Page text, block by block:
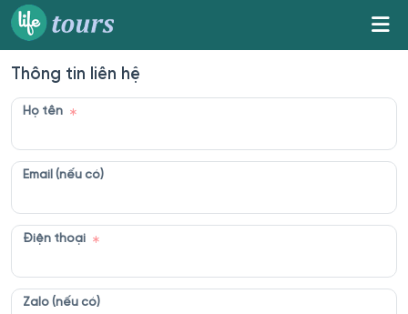
Thông tin liên hệ
Họ tên
Email (nếu có)
Điện thoại
Zalo (nếu có)